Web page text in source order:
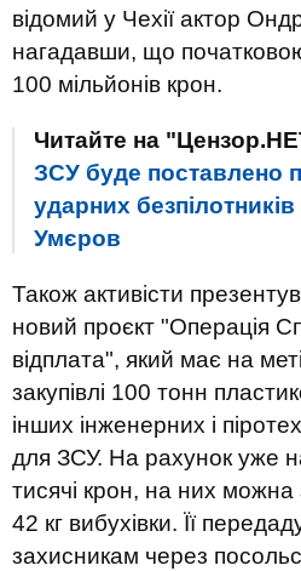
відомий у Чехії актор
нагадавши, що
100 мільйонів крон.
Читайте на
ЗСУ буде поставлено
ударних
Умєров
Також активісти
новий проєкт "Операція
відплата", який має на
закупівлі 100 тонн
інших інженерних і
для ЗСУ. На рахунок уже
тисячі крон, на них можна
42 кг вибухівки. Її
захисникам через